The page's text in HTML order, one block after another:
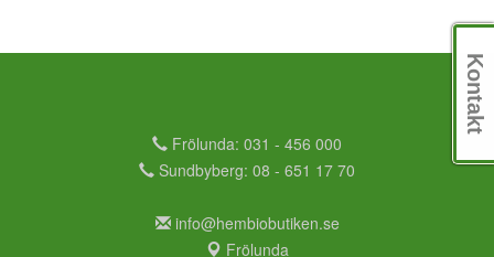
Frölunda: 031 - 456 000
Sundbyberg: 08 - 651 17 70
info@hembiobutiken.se
Frölunda
Kontakt